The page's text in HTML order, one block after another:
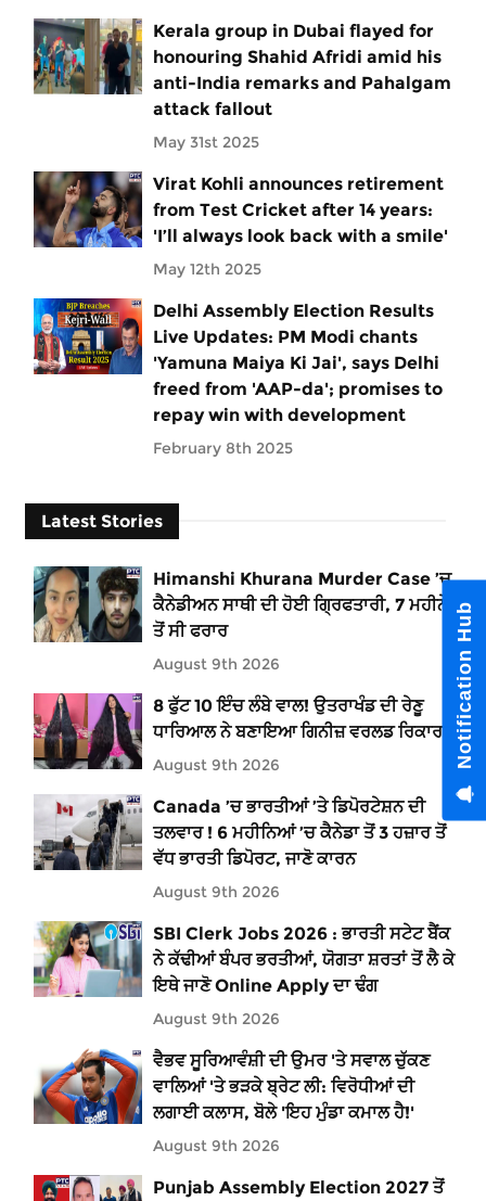
Kerala group in Dubai flayed for
honouring Shahid Afridi amid his
anti-India remarks and Pahalgam
attack fallout
May 31st 2025
Virat Kohli announces retirement
from Test Cricket after 14 years:
'I’ll always look back with a smile'
May 12th 2025
Delhi Assembly Election Results
Live Updates: PM Modi chants
'Yamuna Maiya Ki Jai', says Delhi
freed from 'AAP-da'; promises to
repay win with development
February 8th 2025
Latest Stories
Himanshi Khurana Murder Case ’ਚ
ਕੈਨੇਡੀਅਨ ਸਾਥੀ ਦੀ ਹੋਈ ਗ੍ਰਿਫਤਾਰੀ, 7 ਮਹੀਨੇ
ਤੋਂ ਸੀ ਫਰਾਰ
August 9th 2026
8 ਫੁੱਟ 10 ਇੰਚ ਲੰਬੇ ਵਾਲ! ਉਤਰਾਖੰਡ ਦੀ ਰੇਣੂ
ਧਾਰਿਆਲ ਨੇ ਬਣਾਇਆ ਗਿਨੀਜ਼ ਵਰਲਡ ਰਿਕਾਰਡ
August 9th 2026
Canada ’ਚ ਭਾਰਤੀਆਂ ’ਤੇ ਡਿਪੋਰਟੇਸ਼ਨ ਦੀ
ਤਲਵਾਰ ! 6 ਮਹੀਨਿਆਂ ’ਚ ਕੈਨੇਡਾ ਤੋਂ 3 ਹਜ਼ਾਰ ਤੋਂ
ਵੱਧ ਭਾਰਤੀ ਡਿਪੋਰਟ, ਜਾਣੋ ਕਾਰਨ
August 9th 2026
SBI Clerk Jobs 2026 : ਭਾਰਤੀ ਸਟੇਟ ਬੈਂਕ
ਨੇ ਕੱਢੀਆਂ ਬੰਪਰ ਭਰਤੀਆਂ, ਯੋਗਤਾ ਸ਼ਰਤਾਂ ਤੋਂ ਲੈ ਕੇ
ਇਥੇ ਜਾਣੋ Online Apply ਦਾ ਢੰਗ
August 9th 2026
ਵੈਭਵ ਸੂਰਿਆਵੰਸ਼ੀ ਦੀ ਉਮਰ 'ਤੇ ਸਵਾਲ ਚੁੱਕਣ
ਵਾਲਿਆਂ 'ਤੇ ਭੜਕੇ ਬ੍ਰੇਟ ਲੀ: ਵਿਰੋਧੀਆਂ ਦੀ
ਲਗਾਈ ਕਲਾਸ, ਬੋਲੇ 'ਇਹ ਮੁੰਡਾ ਕਮਾਲ ਹੈ!'
August 9th 2026
Punjab Assembly Election 2027 ਤੋਂ
Notification Hub